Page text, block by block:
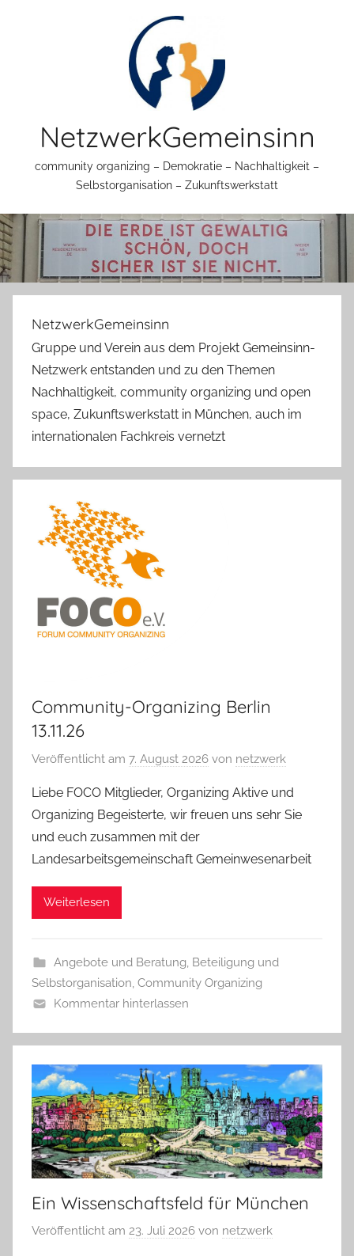
NetzwerkGemeinsinn
community organizing – Demokratie – Nachhaltigkeit –
Selbstorganisation – Zukunftswerkstatt
NetzwerkGemeinsinn
Gruppe und Verein aus dem Projekt Gemeinsinn-
Netzwerk entstanden und zu den Themen
Nachhaltigkeit, community organizing und open
space, Zukunftswerkstatt in München, auch im
internationalen Fachkreis vernetzt
Community-Organizing Berlin
13.11.26
Veröffentlicht am 7. August 2026 von netzwerk
Liebe FOCO Mitglieder, Organizing Aktive und
Organizing Begeisterte, wir freuen uns sehr Sie
und euch zusammen mit der
Landesarbeitsgemeinschaft Gemeinwesenarbeit
Weiterlesen
Angebote und Beratung Beteiligung und
Selbstorganisation Community Organizing
Kommentar hinterlassen
Ein Wissenschaftsfeld für München
Veröffentlicht am 23. Juli 2026 von netzwerk